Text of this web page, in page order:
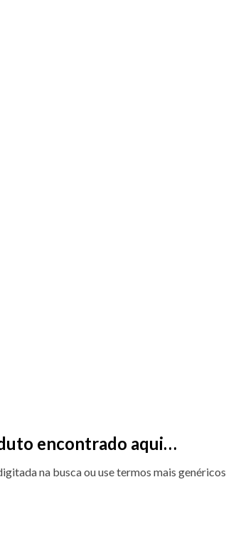
encontrado aqui…
na busca ou use termos mais genéricos